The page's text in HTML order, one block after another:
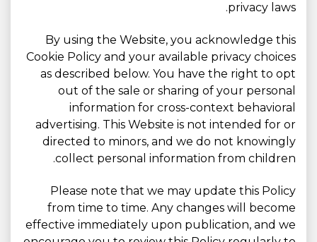
privacy laws.
By using the Website, you acknowledge this
Cookie Policy and your available privacy choices
as described below. You have the right to opt
out of the sale or sharing of your personal
information for cross-context behavioral
advertising. This Website is not intended for or
directed to minors, and we do not knowingly
collect personal information from children.
Please note that we may update this Policy
from time to time. Any changes will become
effective immediately upon publication, and we